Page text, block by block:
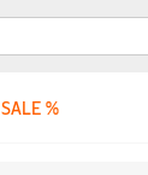
SALE %